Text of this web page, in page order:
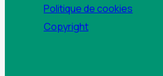
Politique de cookies
Copyright